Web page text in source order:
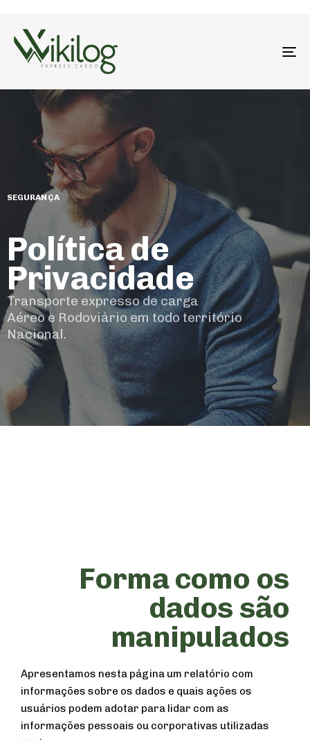
SEGURANÇA
Política de
Privacidade
Transporte expresso de carga
Aéreo e Rodoviário em todo território
Nacional.
Forma como os
dados são
manipulados
Apresentamos nesta página um relatório com
informações sobre os dados e quais ações os
usuários podem adotar para lidar com as
informações pessoais ou corporativas utilizadas